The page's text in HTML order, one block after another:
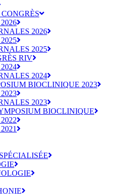
2026
2025
RIV
2024
BIOCLINIQUE 2023
2023
BIOCLINIQUE